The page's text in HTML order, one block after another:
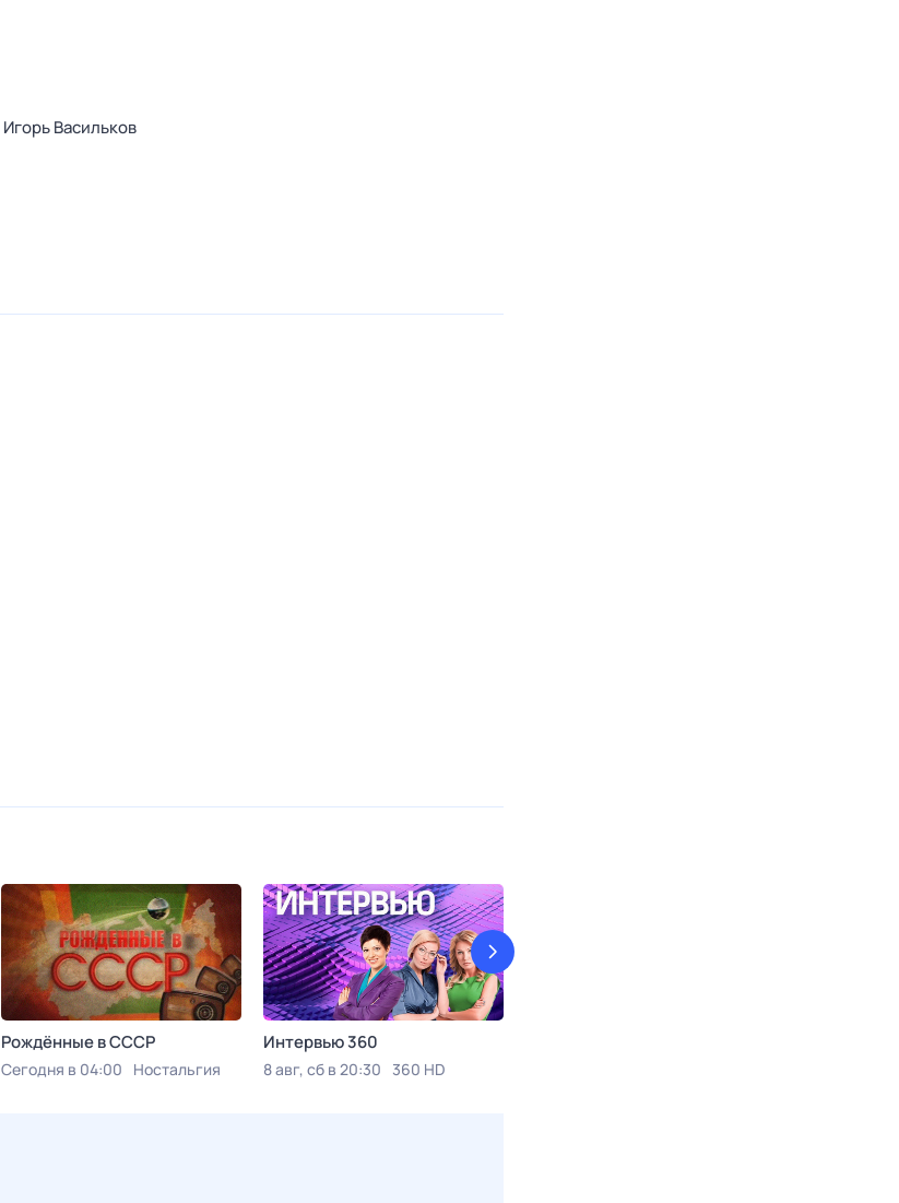
Игорь Васильков
Рождённые в СССР
Сегодня в 04:00 Ностальгия
Интервью 360
8 авг, сб в 20:30 360 HD